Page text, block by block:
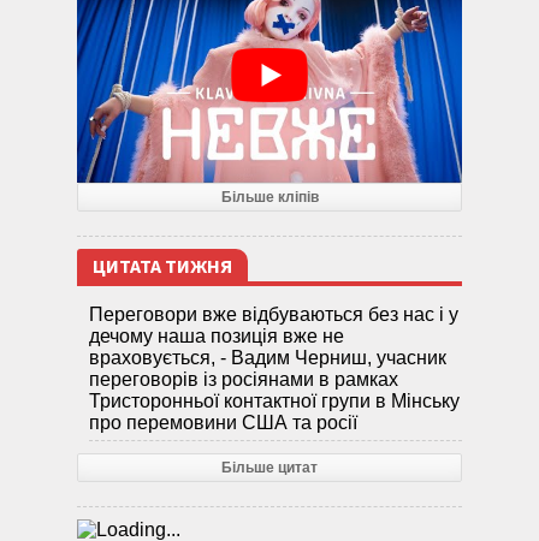
Більше кліпів
ЦИТАТА ТИЖНЯ
Переговори вже відбуваються без нас і у
дечому наша позиція вже не
враховується, - Вадим Черниш, учасник
переговорів із росіянами в рамках
Тристоронньої контактної групи в Мінську
про перемовини США та росії
Більше цитат